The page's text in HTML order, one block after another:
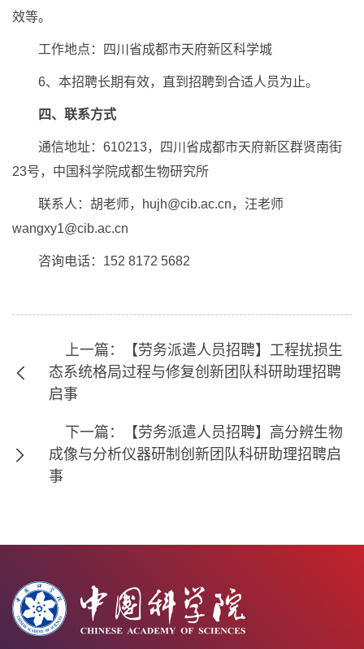
效等。
工作地点：四川省成都市天府新区科学城
6、本招聘长期有效，直到招聘到合适人员为止。
四、联系方式
通信地址：610213，四川省成都市天府新区群贤南街
23号，中国科学院成都生物研究所
联系人：胡老师，hujh@cib.ac.cn，汪老师
wangxy1@cib.ac.cn
咨询电话：152 8172 5682
上一篇：【劳务派遣人员招聘】工程扰损生
态系统格局过程与修复创新团队科研助理招聘
启事
下一篇：【劳务派遣人员招聘】高分辨生物
成像与分析仪器研制创新团队科研助理招聘启
事